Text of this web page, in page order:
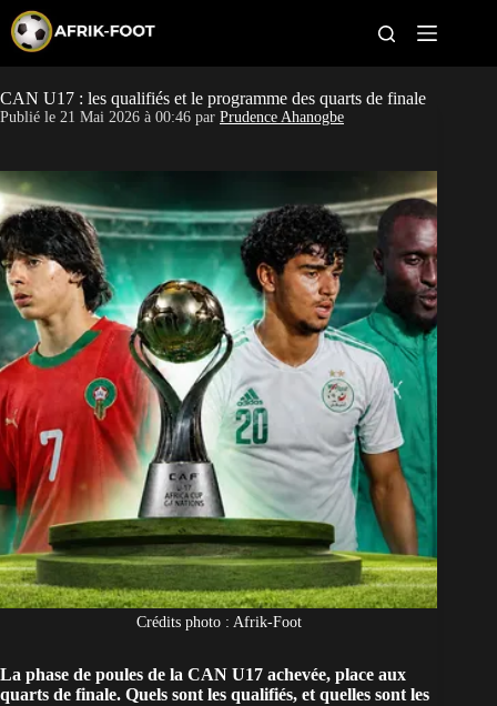
p
o
c
n
t
e
n
t
CAN féminine
Pays
Clubs
Classement
Paris sportifs
CAN U17 : les qualifiés et le programme des quarts de finale
Publié le 21 Mai 2026 à 00:46 par Prudence Ahanogbe
Crédits photo : Afrik-Foot
La phase de poules de la CAN U17 achevée, place aux
quarts de finale. Quels sont les qualifiés, et quelles sont les